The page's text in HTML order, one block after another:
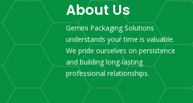
About Us
Gemini Packaging Solutions
understands your time is valuable.
We pride ourselves on persistence
and building long-lasting
professional relationships.